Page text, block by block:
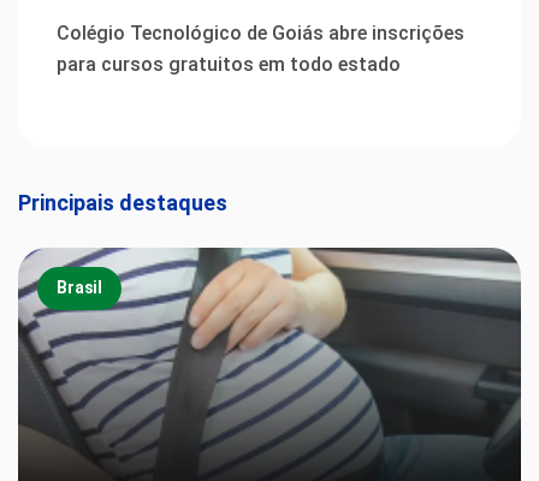
Colégio Tecnológico de Goiás abre inscrições
para cursos gratuitos em todo estado
Principais destaques
Brasil